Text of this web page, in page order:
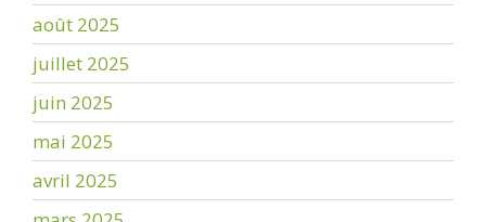
août 2025
juillet 2025
juin 2025
mai 2025
avril 2025